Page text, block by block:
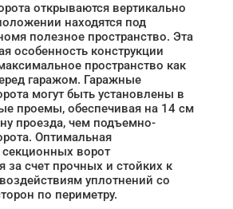
открываются вертикально
находятся под
полезное пространство. Эта
особенность конструкции
пространство как
гаражом. Гаражные
могут быть установлены в
проемы, обеспечивая на 14 см
проезда, чем подъемно-
Оптимальная
секционных ворот
за счет прочных и стойких к
уплотнений со
по периметру.